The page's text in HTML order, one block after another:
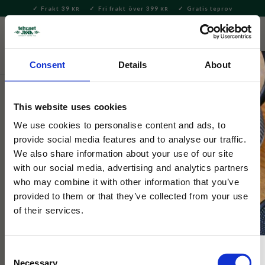
Consent Details About
This website uses cookies
We use cookies to personalise content and ads, to
provide social media features and to analyse our traffic.
We also share information about your use of our site
with our social media, advertising and analytics partners
who may combine it with other information that you’ve
provided to them or that they’ve collected from your use
of their services.
Necessary
Meny
Frakt 39 KR Fri frakt över 399 KR Gratis teprov
Presenter och set
Tehuset Java
Presentkit Omtanke
Presentkit med kaffe, biscotti, geléhjärtan och en god
marmelad. Unna någon du tycker är guld värd! Perfekt till Alla
hjärtans dag!